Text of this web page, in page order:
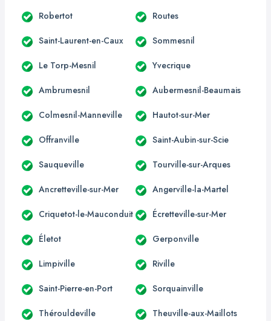
Robertot Routes
Saint-Laurent-en-Caux Sommesnil
Le Torp-Mesnil Yvecrique
Ambrumesnil Aubermesnil-Beaumais
Colmesnil-Manneville Hautot-sur-Mer
Offranville Saint-Aubin-sur-Scie
Sauqueville Tourville-sur-Arques
Ancretteville-sur-Mer Angerville-la-Martel
Criquetot-le-Mauconduit Écretteville-sur-Mer
Életot Gerponville
Limpiville Riville
Saint-Pierre-en-Port Sorquainville
Thérouldeville Theuville-aux-Maillots